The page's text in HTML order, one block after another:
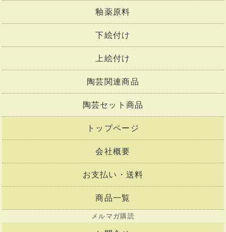
釉薬原料
下絵付け
上絵付け
陶芸関連商品
陶芸セット商品
トップページ
会社概要
お支払い・送料
商品一覧
メルマガ購読